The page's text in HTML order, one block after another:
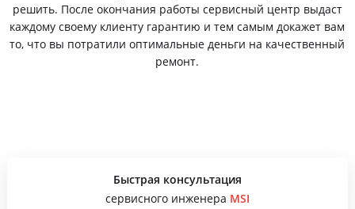
решить. После окончания работы сервисный центр выдаст
каждому своему клиенту гарантию и тем самым докажет вам
то, что вы потратили оптимальные деньги на качественный
ремонт.
Быстрая консультация
сервисного инженера MSI